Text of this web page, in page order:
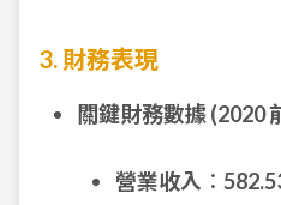
3. 財務表現
關鍵財務數據 (2020
營業收入 ：